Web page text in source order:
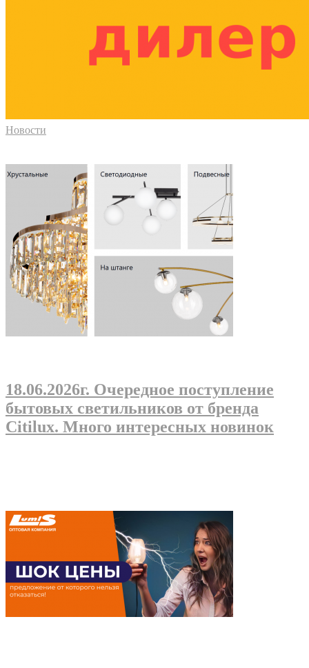
Новости
18.06.2026г. Очередное поступление
бытовых светильников от бренда
Citilux. Много интересных новинок